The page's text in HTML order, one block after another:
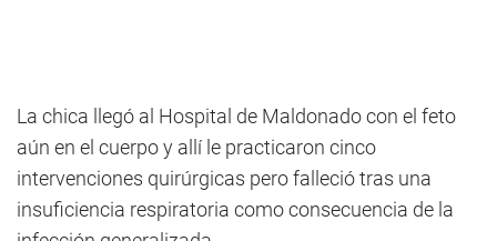
La chica llegó al Hospital de Maldonado con el feto
aún en el cuerpo y allí le practicaron cinco
intervenciones quirúrgicas pero falleció tras una
insuficiencia respiratoria como consecuencia de la